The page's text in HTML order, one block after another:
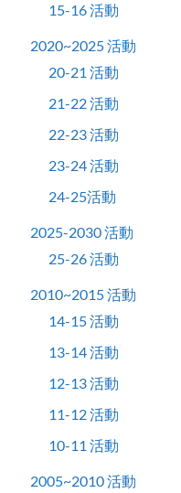
15-16 活動
2020~2025 活動
20-21 活動
21-22 活動
22-23 活動
23-24 活動
24-25活動
2025-2030 活動
25-26 活動
2010~2015 活動
14-15 活動
13-14 活動
12-13 活動
11-12 活動
10-11 活動
2005~2010 活動